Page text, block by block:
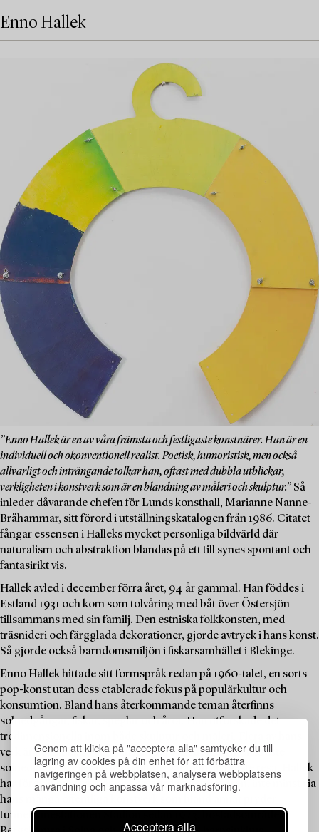
Genom att klicka på "acceptera alla" samtycker du till
lagring av cookies på din enhet för att förbättra
navigeringen på webbplatsen, analysera webbplatsens
användning och anpassa vår marknadsföring.
Acceptera alla
Enno Hallek
”Enno Hallek är en av våra främsta och festligaste konstnärer. Han är en
individuell och okonventionell realist. Poetisk, humoristisk, men också
allvarligt och inträngande tolkar han, oftast med dubbla utblickar,
verkligheten i konstverk som är en blandning av måleri och skulptur.” Så
inleder dåvarande chefen för Lunds konsthall, Marianne Nanne-
Bråhammar, sitt förord i utställningskatalogen från 1986. Citatet
fångar essensen i Halleks mycket personliga bildvärld där
naturalism och abstraktion blandas på ett till synes spontant och
fantasirikt vis.
Hallek avled i december förra året, 94 år gammal. Han föddes i
Estland 1931 och kom som tolvåring med båt över Östersjön
tillsammans med sin familj. Den estniska folkkonsten, med
träsnideri och färgglada dekorationer, gjorde avtryck i hans konst.
Så gjorde också barndomsmiljön i fiskarsamhället i Blekinge.
Enno Hallek hittade sitt formspråk redan på 1960-talet, en sorts
pop-konst utan dess etablerade fokus på populärkultur och
konsumtion. Bland hans återkommande teman återfinns
solnedgångar, fiskar, speglar och åror. Han utforskade det
tredimensionella inom både skulptur och måleri. Flera av hans
verk är portabla, så att man kan bära med sig den vackraste
solnedgången eller en fiskskulptur var man än måste resa. Hallek
har förgyllt många människors vardag genom åren, inte minst via
hans många offentliga konstverk som bland annat pryder
tunnelbanestationen Stadion sedan 1973, bostadsområdet